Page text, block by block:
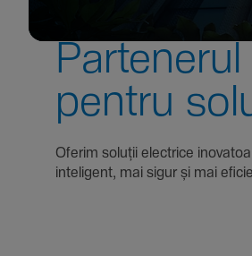
pentru
Oferim soluții electrice
inte­li­gent, mai sigur și mai